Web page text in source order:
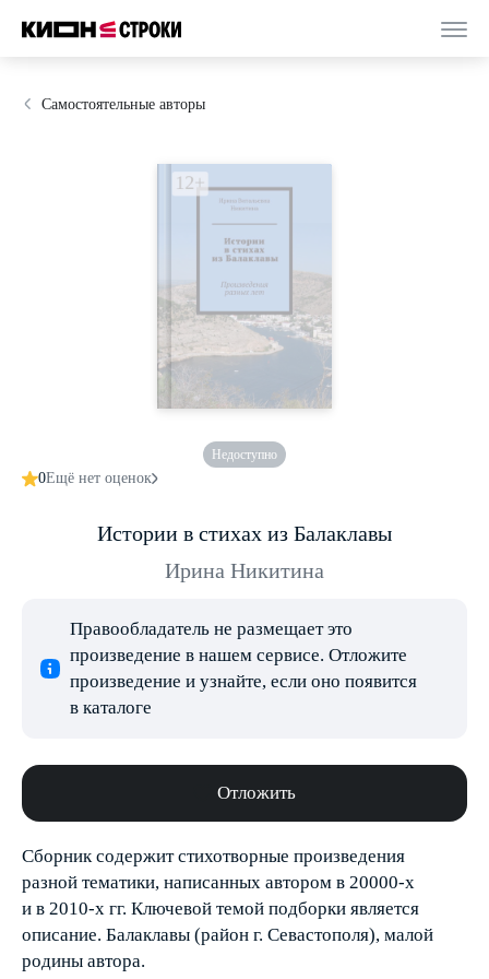
Самостоятельные авторы
Недоступно
0Ещё нет оценок
Истории в стихах из Балаклавы
Ирина Никитина
Правообладатель не размещает это
произведение в нашем сервисе. Отложите
произведение и узнайте, если оно появится
в каталоге
Отложить
Сборник содержит стихотворные произведения
разной тематики, написанных автором в 20000-х
и в 2010-х гг. Ключевой темой подборки является
описание. Балаклавы (район г. Севастополя), малой
родины автора.